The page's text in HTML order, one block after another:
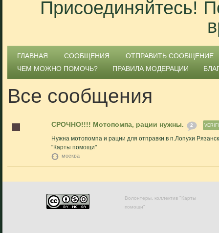
Присоединяйтесь!
ГЛАВНАЯ СООБЩЕНИЯ
ОТПРАВИТЬ СООБЩЕНИЕ
ЧЕМ МОЖНО ПОМОЧЬ?
ПРАВИЛА МОДЕРАЦИИ
Все сообщения
СРОЧНО!!!! Мотопомпа, рации нужны. 2
Нужна мотопомпа и рации для отправки в п.Лопухи
"Карты помощи"
москва
Волонтеры, коллектив "Карты
помощи"